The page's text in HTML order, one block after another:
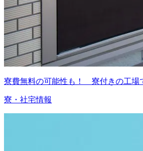
寮費無料の可能性も！ 寮付きの工場
寮・社宅情報